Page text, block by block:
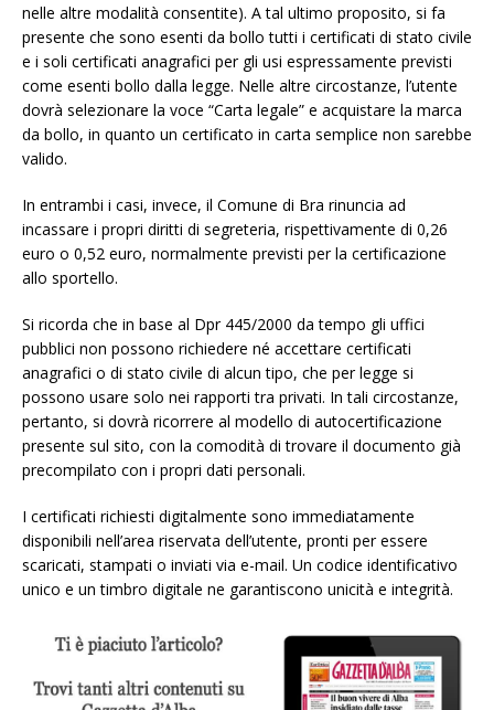
nelle altre modalità consentite). A tal ultimo proposito, si fa
presente che sono esenti da bollo tutti i certificati di stato civile
e i soli certificati anagrafici per gli usi espressamente previsti
come esenti bollo dalla legge. Nelle altre circostanze, l’utente
dovrà selezionare la voce “Carta legale” e acquistare la marca
da bollo, in quanto un certificato in carta semplice non sarebbe
valido.
In entrambi i casi, invece, il Comune di Bra rinuncia ad
incassare i propri diritti di segreteria, rispettivamente di 0,26
euro o 0,52 euro, normalmente previsti per la certificazione
allo sportello.
Si ricorda che in base al Dpr 445/2000 da tempo gli uffici
pubblici non possono richiedere né accettare certificati
anagrafici o di stato civile di alcun tipo, che per legge si
possono usare solo nei rapporti tra privati. In tali circostanze,
pertanto, si dovrà ricorrere al modello di autocertificazione
presente sul sito, con la comodità di trovare il documento già
precompilato con i propri dati personali.
I certificati richiesti digitalmente sono immediatamente
disponibili nell’area riservata dell’utente, pronti per essere
scaricati, stampati o inviati via e-mail. Un codice identificativo
unico e un timbro digitale ne garantiscono unicità e integrità.